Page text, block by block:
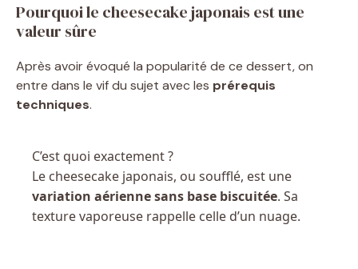
Pourquoi le cheesecake japonais est une
valeur sûre
Après avoir évoqué la popularité de ce dessert, on
entre dans le vif du sujet avec les prérequis
techniques.
C’est quoi exactement ?
Le cheesecake japonais, ou soufflé, est une
variation aérienne sans base biscuitée. Sa
texture vaporeuse rappelle celle d’un nuage.